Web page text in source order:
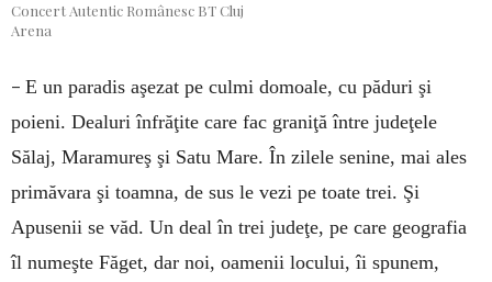
Concert Autentic Românesc BT Cluj
Arena
– E un paradis aşezat pe culmi domoale, cu păduri şi
poieni. Dealuri înfrăţite care fac graniţă între judeţele
Sălaj, Maramureş şi Satu Mare. În zilele senine, mai ales
primăvara şi toamna, de sus le vezi pe toate trei. Şi
Apusenii se văd. Un deal în trei judeţe, pe care geografia
îl numeşte Făget, dar noi, oamenii locului, îi spunem,